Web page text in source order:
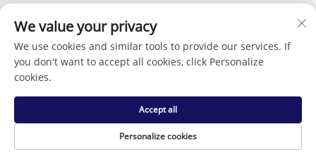
Add: 중국 광둥성 선전시 핑디 가오위안구 핑디 커뮤니티
화펑 가도 1번지 201호
전화번호:+86-15986647296
이메일:[email protected]
저작권 © 선전 중웨이아오크 기술 유한회사 -
책
We value your privacy
We use cookies and similar tools to provide our services. If
you don't want to accept all cookies, click Personalize
cookies.
Personalize cookies
Accept all